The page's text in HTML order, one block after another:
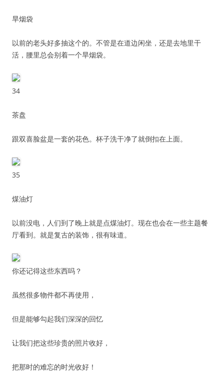
旱烟袋
以前的老头好多抽这个的。不管是在道边闲坐，还是去地里干
活，腰里总会别着一个旱烟袋。
34
茶盘
跟双喜脸盆是一套的花色。杯子洗干净了就倒扣在上面。
35
煤油灯
以前没电，人们到了晚上就是点煤油灯。现在也会在一些主题餐
厅看到。就是复古的装饰，很有味道。
你还记得这些东西吗？
虽然很多物件都不再使用，
但是能够勾起我们深深的回忆
让我们把这些珍贵的照片收好，
把那时的难忘的时光收好！